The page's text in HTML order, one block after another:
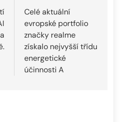
Celé aktuální
evropské portfolio
značky realme
získalo nejvyšší třídu
energetické
účinnosti A